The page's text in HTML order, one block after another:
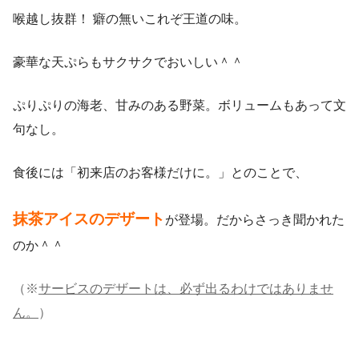
喉越し抜群！ 癖の無いこれぞ王道の味。
豪華な天ぷらもサクサクでおいしい＾＾
ぷりぷりの海老、甘みのある野菜。ボリュームもあって文
句なし。
食後には「初来店のお客様だけに。」とのことで、
抹茶アイスのデザート が登場。だからさっき聞かれた
のか＾＾
（※サービスのデザートは、必ず出るわけではありませ
ん。
）